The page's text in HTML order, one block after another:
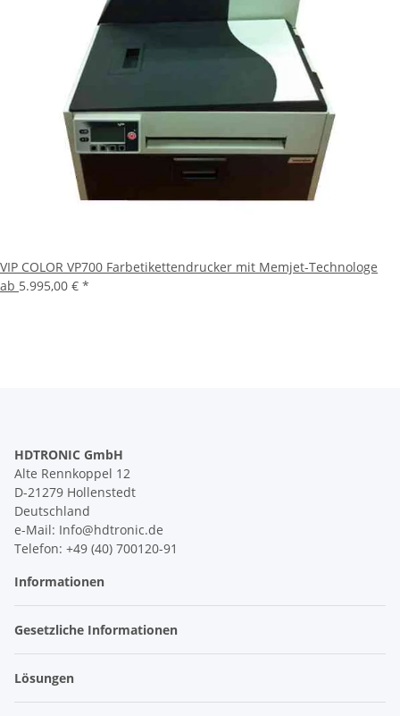
VIP COLOR VP700 Farbetikettendrucker mit Memjet-Technologe
ab 5.995,00 € *
HDTRONIC GmbH
Alte Rennkoppel 12
D-21279 Hollenstedt
Deutschland
e-Mail: Info@hdtronic.de
Telefon: +49 (40) 700120-91
Informationen
Gesetzliche Informationen
Lösungen